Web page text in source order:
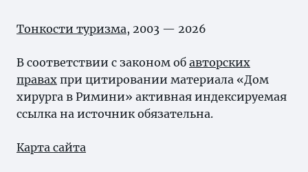
Тонкости туризма, 2003 — 2026
В соответствии с законом об авторских
правах при цитировании материала «Дом
хирурга в Римини» активная индексируемая
ссылка на источник обязательна.
Карта сайта